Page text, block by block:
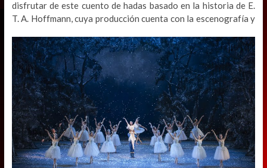
disfrutar de este cuento de hadas basado en la historia de E.
T.A. Hoffmann, cuya producción cuenta con la escenografía y